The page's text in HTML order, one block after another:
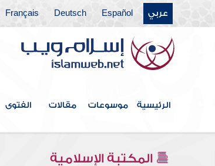
عربي Español
Deutsch
Français
الرئيسية موسوعات مقالات الفتوى
المكتبة الإسلامية
شرائط التوبة
حقائق التوبة وعلامة قبولها
فصل أعذار الخليقة منها محمود
فصل من حقائق التوبة طلب أعذار
فصل دفع القدر بالقدر